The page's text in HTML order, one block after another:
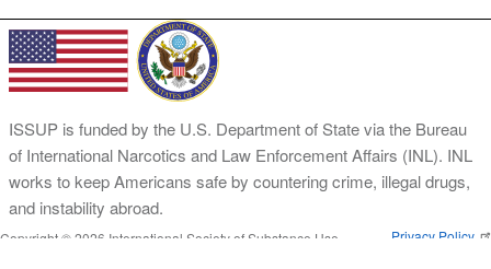
ISSUP is funded by the U.S. Department of State via the Bureau
of International Narcotics and Law Enforcement Affairs (INL). INL
works to keep Americans safe by countering crime, illegal drugs,
and instability abroad.
Copyright © 2026 International Society of Substance Use
Privacy Policy